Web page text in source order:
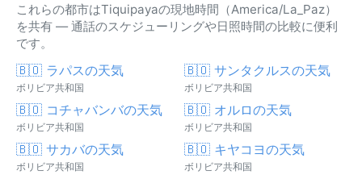
これらの都市はTiquipayaの現地時間（America/La_Paz）
を共有 — 通話のスケジューリングや日照時間の比較に便利
です。
🇧🇴 ラパスの天気
ボリビア共和国
🇧🇴 サンタクルスの天気
ボリビア共和国
🇧🇴 コチャバンバの天気
ボリビア共和国
🇧🇴 オルロの天気
ボリビア共和国
🇧🇴 サカバの天気
ボリビア共和国
🇧🇴 キヤコヨの天気
ボリビア共和国